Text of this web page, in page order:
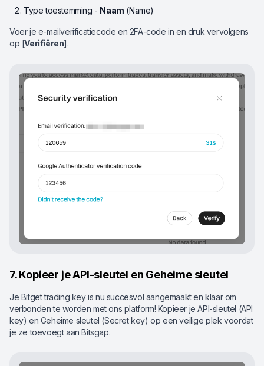
Type toestemming - Naam (Name)
Voer je e-mailverificatiecode en 2FA-code in en druk vervolgens
op [Verifiëren].
7. Kopieer je API-sleutel en Geheime sleutel
Je Bitget trading key is nu succesvol aangemaakt en klaar om
verbonden te worden met ons platform! Kopieer je API-sleutel (API
key) en Geheime sleutel (Secret key) op een veilige plek voordat
je ze toevoegt aan Bitsgap.